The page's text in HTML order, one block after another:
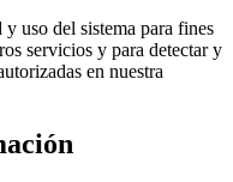
uso del sistema para fines
servicios y para detectar y
en nuestra